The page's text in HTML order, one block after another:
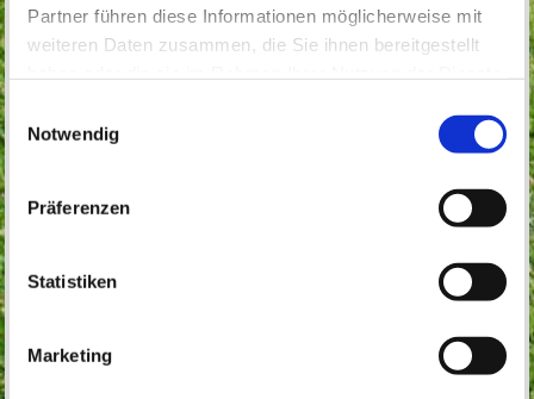
Partner führen diese Informationen möglicherweise mit
weiteren Daten zusammen, die Sie ihnen bereitgestellt
Notwendig
Präferenzen
Statistiken
Marketing